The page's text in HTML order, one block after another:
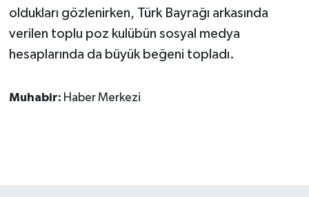
oldukları gözlenirken, Türk Bayrağı arkasında
verilen toplu poz kulübün sosyal medya
hesaplarında da büyük beğeni topladı.
Muhabir: Haber Merkezi